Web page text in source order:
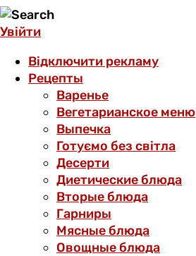
Увійти
Відключити рекламу
Рецепты
Варенье
Вегетарианское меню
Выпечка
Готуємо без світла
Десерти
Диетические блюда
Вторые блюда
Гарниры
Мясные блюда
Овощные блюда